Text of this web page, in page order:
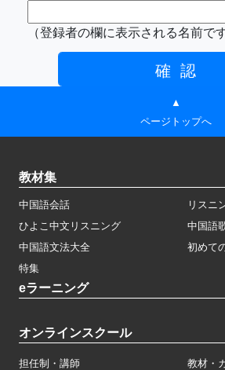
（登録者の欄に表示される名前で
▲
ページトップへ
教材集
中国語会話
リスニ
ひよこ中文リスニング
中国語
中国語文法大全
初めて
特集
eラーニング
オンラインスクール
担任制・講師 教材・